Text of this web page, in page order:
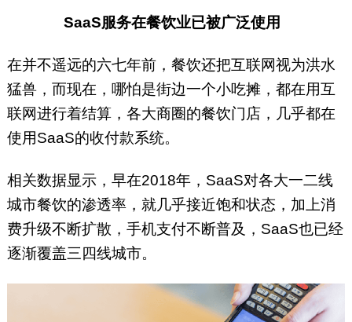
SaaS服务在餐饮业已被广泛使用
在并不遥远的六七年前，餐饮还把互联网视为洪水
猛兽，而现在，哪怕是街边一个小吃摊，都在用互
联网进行着结算，各大商圈的餐饮门店，几乎都在
使用SaaS的收付款系统。
相关数据显示，早在2018年，SaaS对各大一二线
城市餐饮的渗透率，就几乎接近饱和状态，加上消
费升级不断扩散，手机支付不断普及，SaaS也已经
逐渐覆盖三四线城市。